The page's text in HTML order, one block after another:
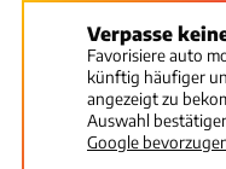
Verpasse
Favorisiere auto
künftig häufiger
angezeigt zu
Auswahl
Google